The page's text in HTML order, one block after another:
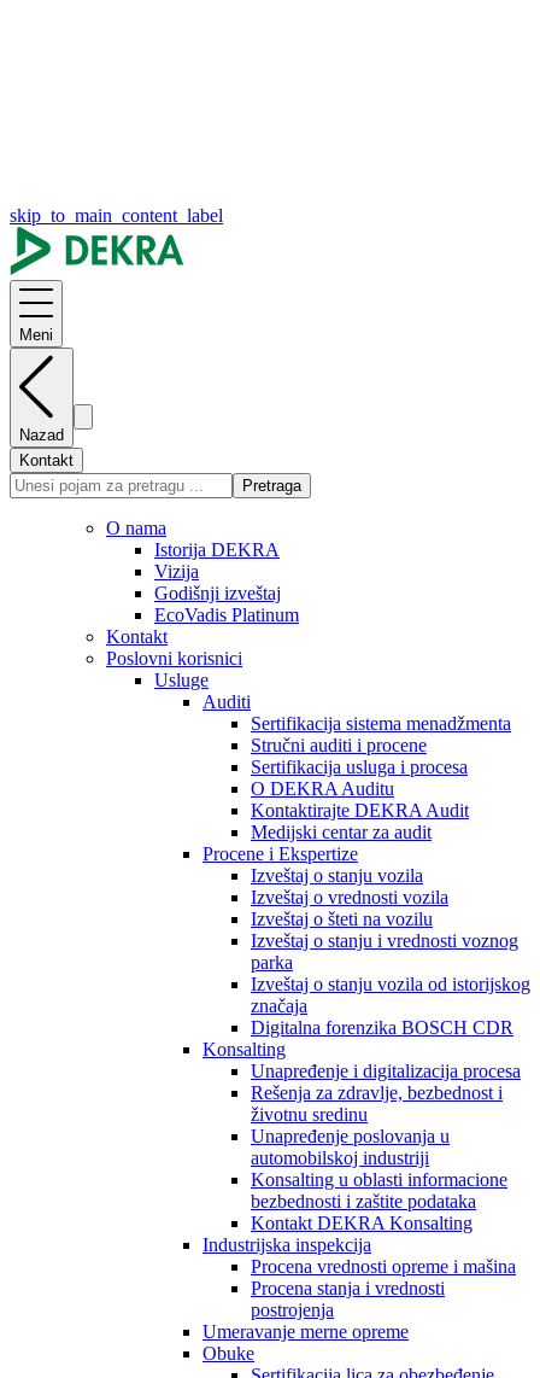
skip_to_main_content_label
Meni
Nazad
Kontakt
Pretraga
O nama
Istorija DEKRA
Vizija
Godišnji izveštaj
EcoVadis Platinum
Kontakt
Poslovni korisnici
Usluge
Auditi
Sertifikacija sistema menadžmenta
Stručni auditi i procene
Sertifikacija usluga i procesa
O DEKRA Auditu
Kontaktirajte DEKRA Audit
Medijski centar za audit
Procene i Ekspertize
Izveštaj o stanju vozila
Izveštaj o vrednosti vozila
Izveštaj o šteti na vozilu
Izveštaj o stanju i vrednosti voznog
parka
Izveštaj o stanju vozila od istorijskog
značaja
Digitalna forenzika BOSCH CDR
Konsalting
Unapređenje i digitalizacija procesa
Rešenja za zdravlje, bezbednost i
životnu sredinu
Unapređenje poslovanja u
automobilskoj industriji
Konsalting u oblasti informacione
bezbednosti i zaštite podataka
Kontakt DEKRA Konsalting
Industrijska inspekcija
Procena vrednosti opreme i mašina
Procena stanja i vrednosti
postrojenja
Umeravanje merne opreme
Obuke